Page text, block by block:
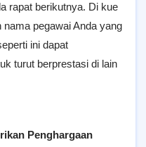
rapat berikutnya. Di kue
pegawai Anda yang
ini dapat
turut berprestasi di lain
Penghargaan